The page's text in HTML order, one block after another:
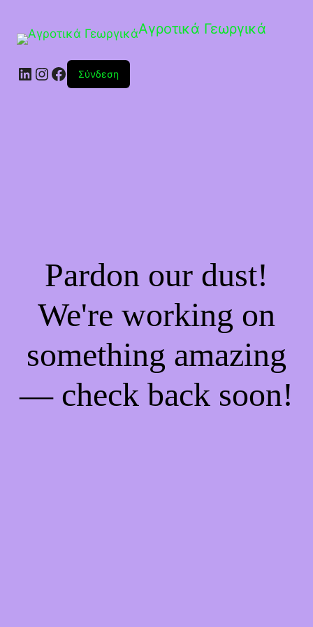
Αγροτικά Γεωργικά
Linkedin
Instagram
Facebook
Σύνδεση
Pardon our dust!
We're working on
something amazing
— check back soon!